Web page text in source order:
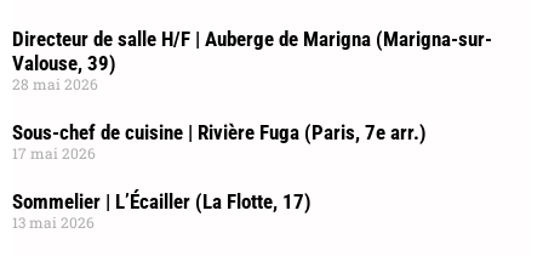
Directeur de salle H/F | Auberge de Marigna (Marigna-sur-
Valouse, 39)
28 mai 2026
Sous-chef de cuisine | Rivière Fuga (Paris, 7e arr.)
17 mai 2026
Sommelier | L’Écailler (La Flotte, 17)
13 mai 2026